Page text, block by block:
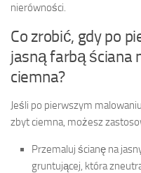
nierówności.
Co zrobić, gdy po
jasną farbą ściana
ciemna?
Jeśli po pierwszym
zbyt ciemna, możesz
Przemaluj ścianę na
gruntującej, która